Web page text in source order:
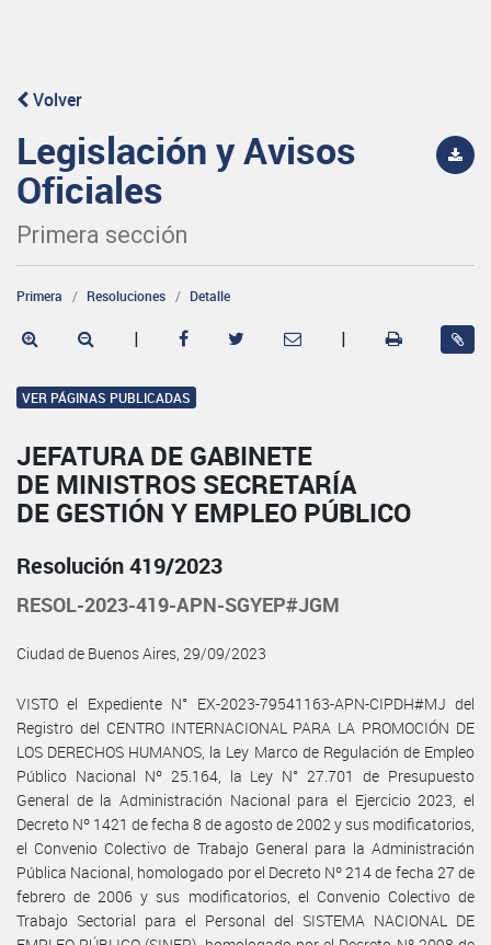
Volver
Legislación y Avisos
Oficiales
Primera sección
Primera Resoluciones Detalle
| |
VER PÁGINAS PUBLICADAS
JEFATURA DE GABINETE
DE MINISTROS SECRETARÍA
DE GESTIÓN Y EMPLEO PÚBLICO
Resolución 419/2023
RESOL-2023-419-APN-SGYEP#JGM
Ciudad de Buenos Aires, 29/09/2023
VISTO el Expediente N° EX-2023-79541163-APN-CIPDH#MJ del
Registro del CENTRO INTERNACIONAL PARA LA PROMOCIÓN DE
LOS DERECHOS HUMANOS, la Ley Marco de Regulación de Empleo
Público Nacional Nº 25.164, la Ley N° 27.701 de Presupuesto
General de la Administración Nacional para el Ejercicio 2023, el
Decreto Nº 1421 de fecha 8 de agosto de 2002 y sus modificatorios,
el Convenio Colectivo de Trabajo General para la Administración
Pública Nacional, homologado por el Decreto Nº 214 de fecha 27 de
febrero de 2006 y sus modificatorios, el Convenio Colectivo de
Trabajo Sectorial para el Personal del SISTEMA NACIONAL DE